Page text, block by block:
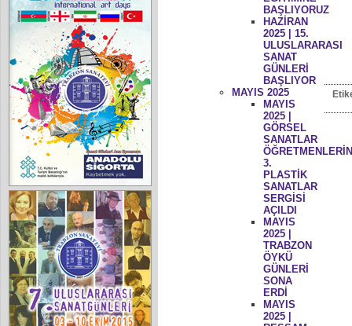
BAŞLIYORUZ
HAZİRAN
2025 | 15.
ULUSLARARASI
SANAT
GÜNLERİ
BAŞLIYOR
MAYIS 2025
MAYIS
2025 |
GÖRSEL
SANATLAR
3.
PLASTİK
SANATLAR
SERGİSİ
AÇILDI
MAYIS
2025 |
TRABZON
ÖYKÜ
GÜNLERİ
SONA
ERDİ
MAYIS
2025 |